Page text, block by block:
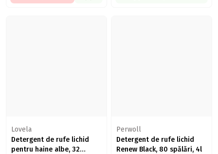
Lovela
Detergent de rufe lichid
pentru haine albe, 32
Perwoll
Detergent de rufe lichid
Renew Black, 80 spălări, 4l